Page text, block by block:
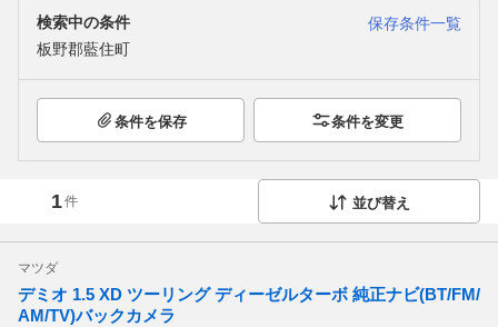
検索中の条件
保存条件一覧
板野郡藍住町
条件を保存 条件を変更
1件 並び替え
マツダ
デミオ 1.5 XD ツーリング ディーゼルターボ 純正ナビ(BT/FM/
AM/TV)バックカメラ